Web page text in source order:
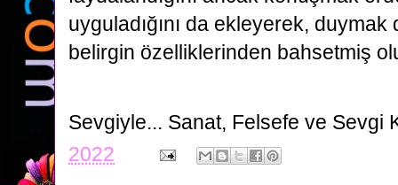
uyguladığını da ekleyerek,
belirgin özelliklerinden bahsetmiş
Sevgiyle... Sanat, Felsefe ve Sevgi
2022